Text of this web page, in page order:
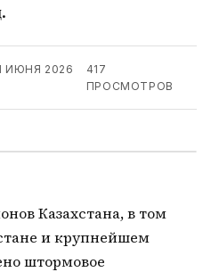
ИЮНЯ 2026
417
ПРОСМОТРОВ
Казахстана, в том
и крупнейшем
штормовое